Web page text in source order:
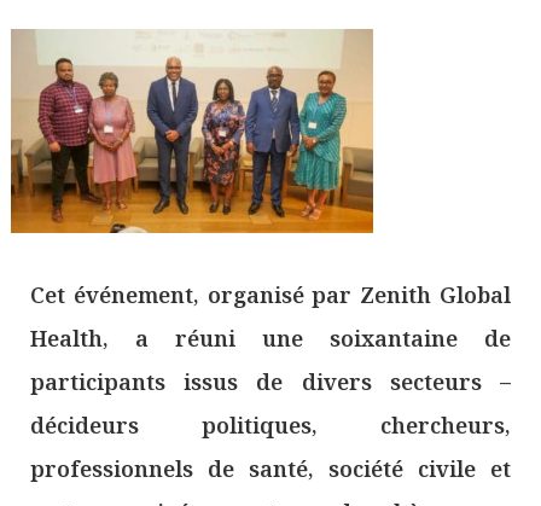
Cet événement, organisé par Zenith Global
Health, a réuni une soixantaine de
participants issus de divers secteurs –
décideurs politiques, chercheurs,
professionnels de santé, société civile et